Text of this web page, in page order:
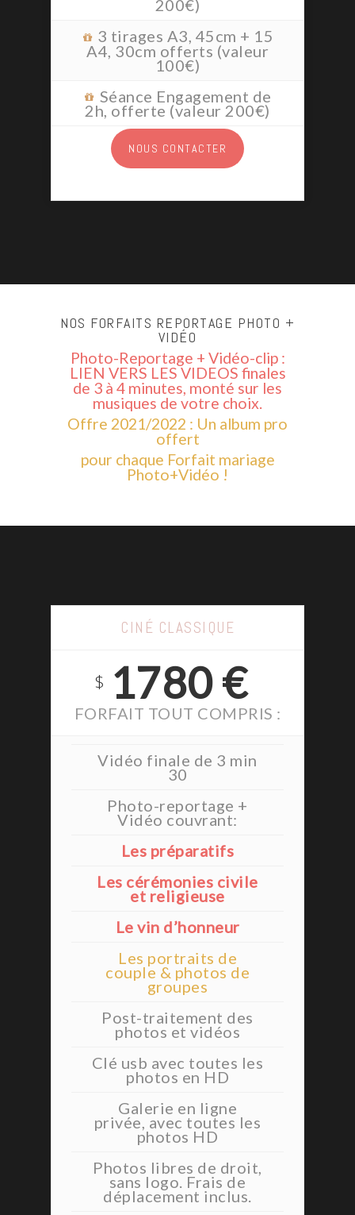
200€)
3 tirages A3, 45cm + 15
A4, 30cm offerts (valeur
100€)
Séance Engagement de
2h, offerte (valeur 200€)
NOUS CONTACTER
NOS FORFAITS REPORTAGE PHOTO +
VIDÉO
Photo-Reportage + Vidéo-clip :
LIEN VERS LES VIDEOS finales
de 3 à 4 minutes, monté sur les
musiques de votre choix.
Offre 2021/2022 : Un album pro
offert
pour chaque Forfait mariage
Photo+Vidéo !
CINÉ CLASSIQUE
$1780 €
FORFAIT TOUT COMPRIS :
Vidéo finale de 3 min
30
Photo-reportage +
Vidéo couvrant:
Les préparatifs
Les cérémonies civile
et religieuse
Le vin d’honneur
Les portraits de
couple & photos de
groupes
Post-traitement des
photos et vidéos
Clé usb avec toutes les
photos en HD
Galerie en ligne
privée, avec toutes les
photos HD
Photos libres de droit,
sans logo. Frais de
déplacement inclus.